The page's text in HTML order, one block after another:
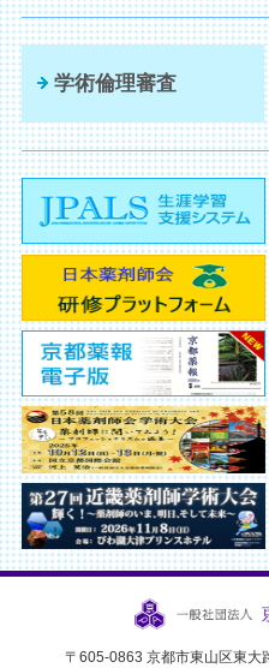
学術倫理審査
〒605-0863 京都市東山区東大